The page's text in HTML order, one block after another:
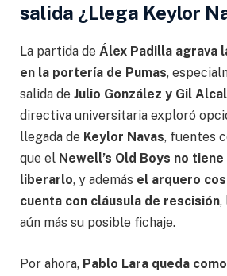
salida ¿Llega Keylor
La partida de Álex Padilla agrava
en la portería de Pumas,
salida de Julio González y Gil
directiva universitaria exploró
llegada de Keylor Navas, fuentes
que el Newell’s Old Boys no
liberarlo, y además el arquero
cuenta con cláusula de rescisión,
aún más su posible fichaje.
Por ahora, Pablo Lara queda